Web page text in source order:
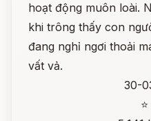
hoạt động muôn loài.
khi trông thấy con
đang nghỉ ngơi thoải
vất vả.
30-